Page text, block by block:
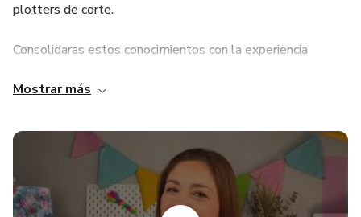
plotters de corte.
Consolidaras estos conocimientos con la experiencia
además determinando el valor de venta y utilidad de este
También te comparto más clases de proyectos, como la
de San Valentín y el paso para calcular el precio de venta
de un empaque personalizado. Te enseño a hacer tu propio
Mostrar más